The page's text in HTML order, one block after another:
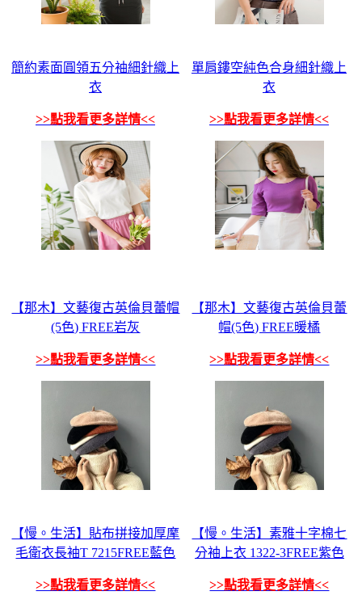
簡約素面圓領五分袖細針織上
衣
>>點我看更多詳情<<
單肩鏤空純色合身細針織上
衣
>>點我看更多詳情<<
【那木】文藝復古英倫貝蕾帽
(5色) FREE岩灰
>>點我看更多詳情<<
【那木】文藝復古英倫貝蕾
帽(5色) FREE暖橘
>>點我看更多詳情<<
【慢。生活】貼布拼接加厚摩
毛衛衣長袖T 7215FREE藍色
>>點我看更多詳情<<
【慢。生活】素雅十字棉七
分袖上衣 1322-3FREE紫色
>>點我看更多詳情<<